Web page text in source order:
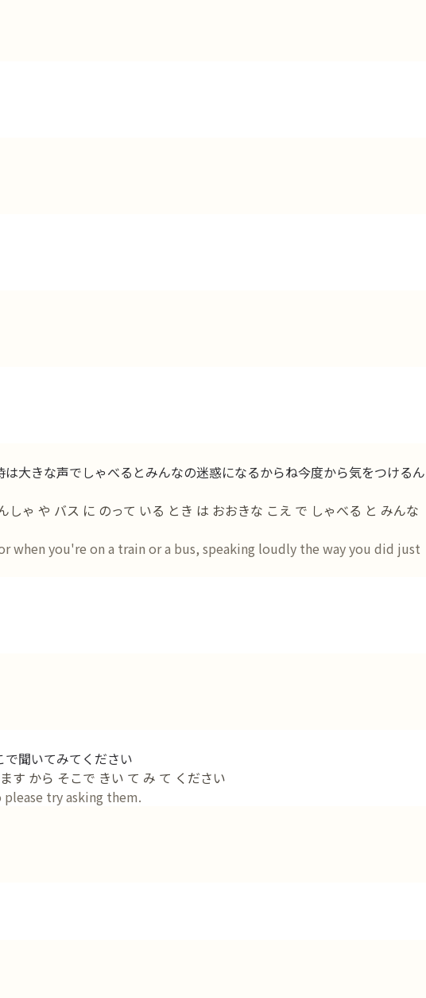
大きな声でしゃべるとみんなの迷惑になるからね今度から気をつけるん
ゃ や バス に のって いる とき は おおきな こえ で しゃべる と みんな
when you're on a train or a bus, speaking loudly the way you did just
聞いてみてください
す から そこで きい て み て ください
try asking them.